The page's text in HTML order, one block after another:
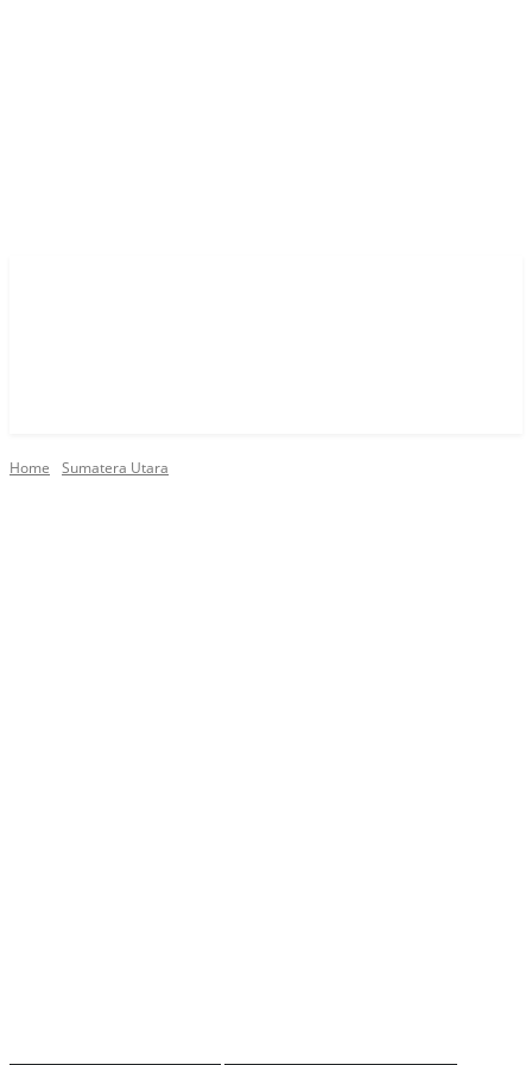
Home Sumatera Utara